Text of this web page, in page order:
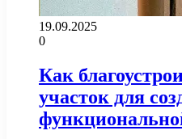
19.09.2025
0
Как
участок для